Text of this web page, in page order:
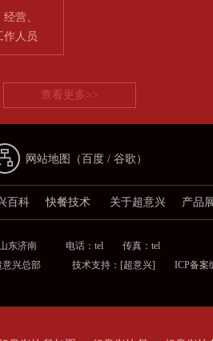
营、
作人员
查看更多>>
网站地图（ 百度 / 谷歌 ）
百科 快餐技术 关于超意兴 产品
山东济南 电话：tel 传真：tel
_超意兴总部 技术支持： [超意兴] ICP备案编